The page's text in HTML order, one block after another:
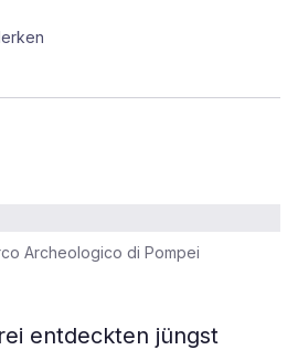
Archeologico di Pompei
entdeckten jüngst